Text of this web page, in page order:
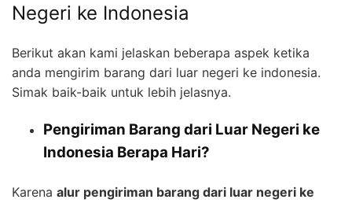
Negeri ke Indonesia
Berikut akan kami jelaskan beberapa aspek ketika
anda mengirim barang dari luar negeri ke indonesia.
Simak baik-baik untuk lebih jelasnya.
Pengiriman Barang dari Luar Negeri ke
Indonesia Berapa Hari?
Karena alur pengiriman barang dari luar negeri ke